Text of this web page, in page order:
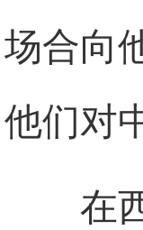
场合向
他们对
在